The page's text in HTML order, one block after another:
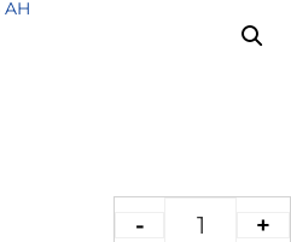
- +